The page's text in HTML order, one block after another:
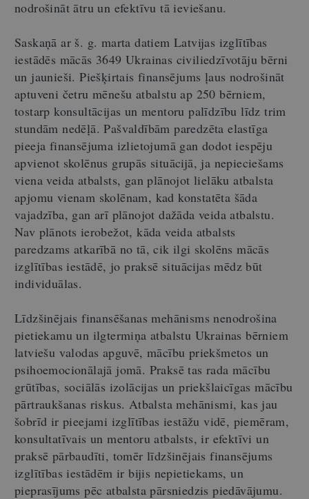
nodrošināt ātru un efektīvu tā ieviešanu.
Saskaņā ar š. g. marta datiem Latvijas izglītības
iestādēs mācās 3649 Ukrainas civiliedzīvotāju bērni
un jaunieši. Piešķirtais finansējums ļaus nodrošināt
aptuveni četru mēnešu atbalstu ap 250 bērniem,
tostarp konsultācijas un mentoru palīdzību līdz trim
stundām nedēļā. Pašvaldībām paredzēta elastīga
pieeja finansējuma izlietojumā gan dodot iespēju
apvienot skolēnus grupās situācijā, ja nepieciešams
viena veida atbalsts, gan plānojot lielāku atbalsta
apjomu vienam skolēnam, kad konstatēta šāda
vajadzība, gan arī plānojot dažāda veida atbalstu.
Nav plānots ierobežot, kāda veida atbalsts
paredzams atkarībā no tā, cik ilgi skolēns mācās
izglītības iestādē, jo praksē situācijas mēdz būt
individuālas.
Līdzšinējais finansēšanas mehānisms nenodrošina
pietiekamu un ilgtermiņa atbalstu Ukrainas bērniem
latviešu valodas apguvē, mācību priekšmetos un
psihoemocionālajā jomā. Praksē tas rada mācību
grūtības, sociālās izolācijas un priekšlaicīgas mācību
pārtraukšanas riskus. Atbalsta mehānismi, kas jau
šobrīd ir pieejami izglītības iestāžu vidē, piemēram,
konsultatīvais un mentoru atbalsts, ir efektīvi un
praksē pārbaudīti, tomēr līdzšinējais finansējums
izglītības iestādēm ir bijis nepietiekams, un
pieprasījums pēc atbalsta pārsniedzis piedāvājumu.